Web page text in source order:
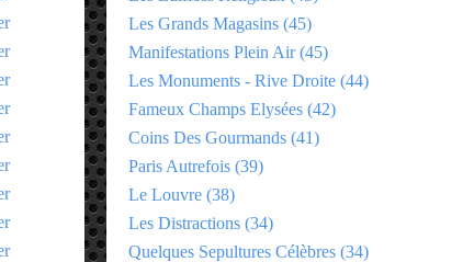
Les Grands Magasins (45)
Manifestations Plein Air(45)
Les Monuments - Rive Droite (44)
Fameux Champs Elysées (42)
Coins Des Gourmands (41)
Paris Autrefois (39)
Le Louvre (38)
Les Distractions (34)
Quelques Sepultures Célèbres (34)